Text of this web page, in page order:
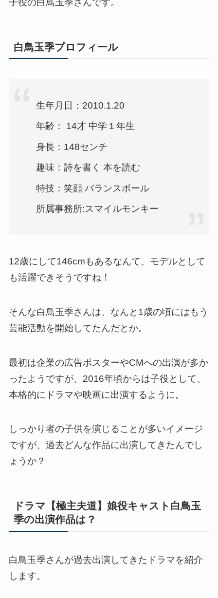
白鳥玉季プロフィール
生年月日：2010.1.20
年齢： 14才 中学１年生
身長：148センチ
趣味：詩を書く 本を読む
特技：笑顔 バランスボール
所属事務所:スマイルモンキー
12歳にして146cmもあるなんて、モデルとして
も活躍できそうですね！
そんな白鳥玉季さんは、なんと1歳の頃にはもう
芸能活動を開始してたんだとか。
最初は企業の広告ポスターやCMへの出演が多か
ったようですが、2016年頃からは子役として、
本格的にドラマや映画に出演するように。
しっかり者の子供を演じることが多いイメージ
ですが、過去どんな作品に出演してきたんでし
ょうか？
ドラマ【極主夫道】娘役キャスト白鳥玉
季の出演作品は？
白鳥玉季さんが過去出演してきたドラマを紹介
します。